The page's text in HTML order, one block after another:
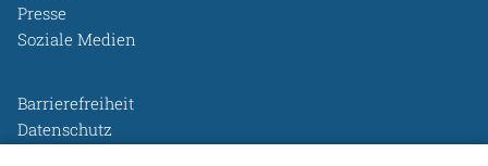
Presse
Soziale Medien
Barrierefreiheit
Datenschutz